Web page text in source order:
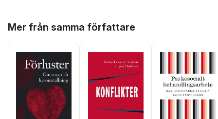
Mer från samma författare